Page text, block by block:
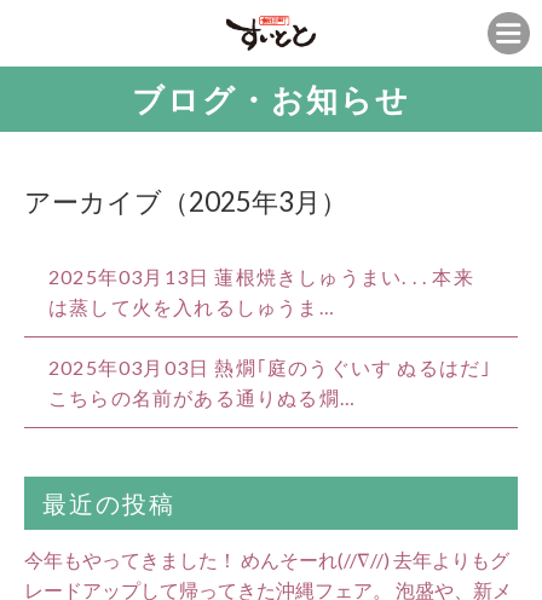
ブログ・お知らせ
アーカイブ（2025年3月）
2025年03月13日 蓮根焼きしゅうまい. . . 本来
は蒸して火を入れるしゅうま…
2025年03月03日 熱燗｢庭のうぐいす ぬるはだ｣
こちらの名前がある通りぬる燗…
最近の投稿
今年もやってきました！ めんそーれ(//∇//) 去年よりもグ
レードアップして帰ってきた沖縄フェア。 泡盛や、新メ